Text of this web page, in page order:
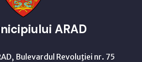
ARAD
Bulevardul Revoluţiei nr. 75